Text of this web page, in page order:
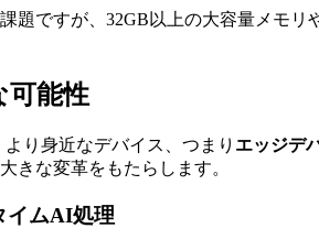
題ですが、32GB以上の大容量メモ
可能性
り身近なデバイス、つまり エッジデ
きな変革をもたらします。
イムAI処理